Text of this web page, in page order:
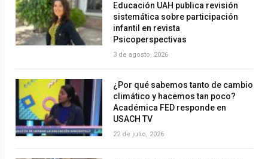
Educación UAH publica revisión
sistemática sobre participación
infantil en revista
Psicoperspectivas
3 de agosto, 2026
¿Por qué sabemos tanto de cambio
climático y hacemos tan poco?
Académica FED responde en
USACH TV
22 de julio, 2026